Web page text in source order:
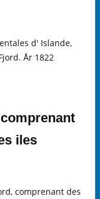
d' Islande,
År 1822
iles
comprenant des